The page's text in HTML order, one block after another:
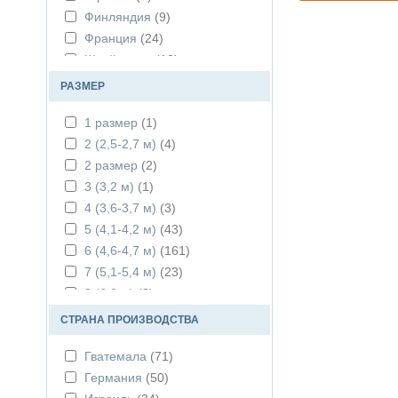
Финляндия (9)
Франция (24)
Швейцария
(12)
РАЗМЕР
1 размер (1)
2 (2,5-2,7 м) (4)
2 размер (2)
3 (3,2 м) (1)
4 (3,6-3,7 м) (3)
5 (4,1-4,2 м) (43)
6 (4,6-4,7 м) (161)
7 (5,1-5,4 м) (23)
8 (6,0 м)
(2)
СТРАНА ПРОИЗВОДСТВА
Гватемала (71)
Германия (50)